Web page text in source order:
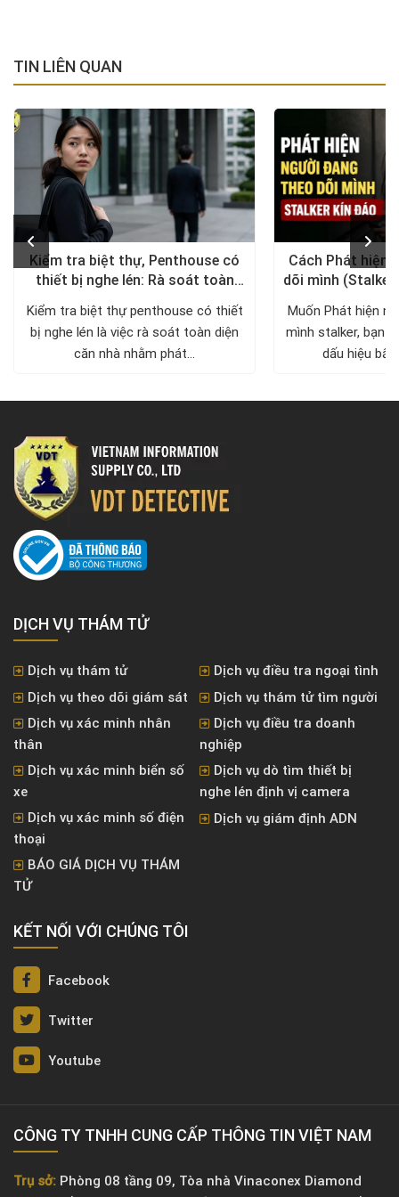
TIN LIÊN QUAN
Kiểm tra biệt thự, Penthouse có
thiết bị nghe lén: Rà soát toàn
diện, trả lại không gian riêng tư
Kiểm tra biệt thự penthouse có thiết
bị nghe lén là việc rà soát toàn diện
căn nhà nhằm phát...
Cách Phát hiện
dõi mình
Muốn Phát hiện
mình stalker, bạn
dấu hiệu bất
DỊCH VỤ THÁM TỬ
Dịch vụ thám tử
Dịch vụ điều tra ngoại tình
Dịch vụ theo dõi giám sát
Dịch vụ thám tử tìm người
Dịch vụ xác minh nhân
thân
Dịch vụ điều tra doanh
nghiệp
Dịch vụ xác minh biển số
xe
Dịch vụ dò tìm thiết bị
nghe lén định vị camera
Dịch vụ xác minh số điện
thoại
Dịch vụ giám định ADN
BÁO GIÁ DỊCH VỤ THÁM
TỬ
KẾT NỐI VỚI CHÚNG TÔI
Facebook
Twitter
Youtube
CÔNG TY TNHH CUNG CẤP THÔNG TIN VIỆT NAM
Trụ sở: Phòng 08 tầng 09, Tòa nhà Vinaconex Diamond